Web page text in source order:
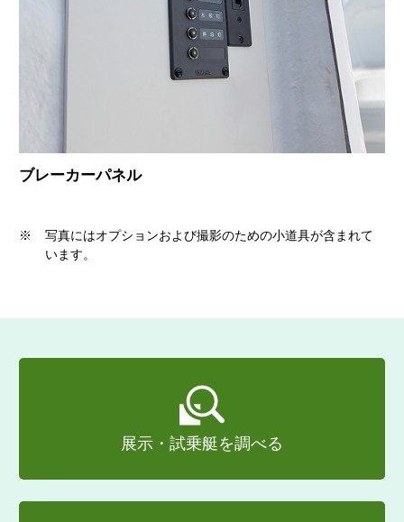
ブレーカーパネル
※
写真にはオプションおよび撮影のための小道具が含まれて
います。
展示・試乗艇を調べる